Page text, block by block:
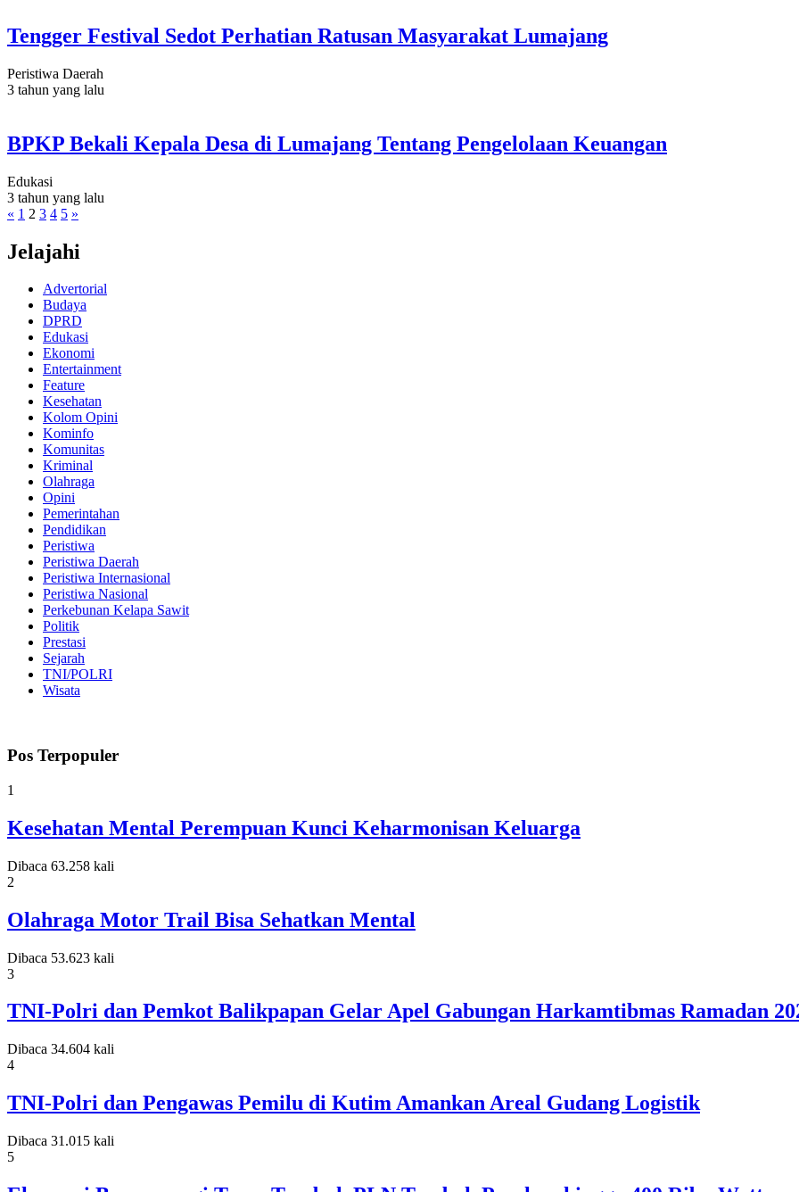
Tengger Festival Sedot Perhatian Ratusan Masyarakat Lumajang
Peristiwa Daerah
3 tahun yang lalu
BPKP Bekali Kepala Desa di Lumajang Tentang Pengelolaan Keuangan
Edukasi
3 tahun yang lalu
« 1 2 3 4 5 »
Jelajahi
Advertorial
Budaya
DPRD
Edukasi
Ekonomi
Entertainment
Feature
Kesehatan
Kolom Opini
Kominfo
Komunitas
Kriminal
Olahraga
Opini
Pemerintahan
Pendidikan
Peristiwa
Peristiwa Daerah
Peristiwa Internasional
Peristiwa Nasional
Perkebunan Kelapa Sawit
Politik
Prestasi
Sejarah
TNI/POLRI
Wisata
Pos Terpopuler
1
Kesehatan Mental Perempuan Kunci Keharmonisan Keluarga
Dibaca 63.258 kali
2
Olahraga Motor Trail Bisa Sehatkan Mental
Dibaca 53.623 kali
3
TNI-Polri dan Pemkot Balikpapan Gelar Apel Gabungan Harkamtibmas Ramadan
Dibaca 34.604 kali
4
TNI-Polri dan Pengawas Pemilu di Kutim Amankan Areal Gudang Logistik
Dibaca 31.015 kali
5